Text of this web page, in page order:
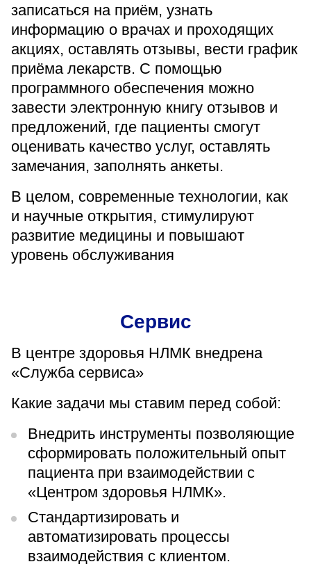
записаться на приём, узнать
информацию о врачах и проходящих
акциях, оставлять отзывы, вести график
приёма лекарств. С помощью
программного обеспечения можно
завести электронную книгу отзывов и
предложений, где пациенты смогут
оценивать качество услуг, оставлять
замечания, заполнять анкеты.
В целом, современные технологии, как
и научные открытия, стимулируют
развитие медицины и повышают
уровень обслуживания
Сервис
В центре здоровья НЛМК внедрена
«Служба сервиса»
Какие задачи мы ставим перед собой:
Внедрить инструменты позволяющие
сформировать положительный опыт
пациента при взаимодействии с
«Центром здоровья НЛМК».
Стандартизировать и
автоматизировать процессы
взаимодействия с клиентом.